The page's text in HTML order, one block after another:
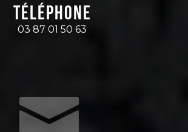
Téléphone
03 87 01 50 63